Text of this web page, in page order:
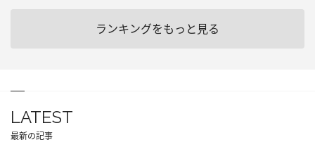
ランキングをもっと見る
LATEST
最新の記事